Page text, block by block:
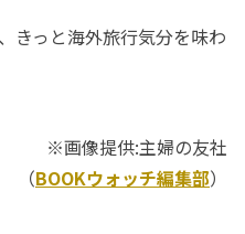
きっと海外旅行気分を味わ
※画像提供:主婦の友社
（BOOKウォッチ編集部）